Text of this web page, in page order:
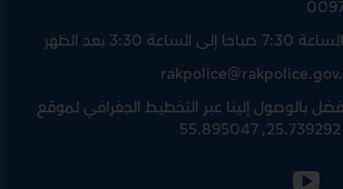
3:30 بعد الظهر
بالوصول إلينا عبرالتخطيط الجغرافي لموقع